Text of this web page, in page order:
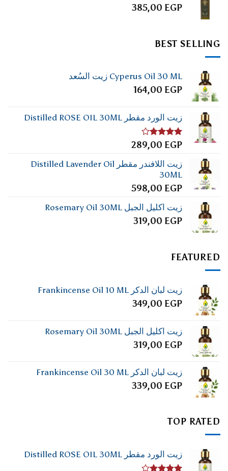
385,00 EGP
BEST SELLING
Cyperus Oil 30 ML زيت السُعد
164,00 EGP
زيت الورد مقطر Distilled ROSE OIL 30ML
تم
من
5
289,00 EGP
زيت اللافندر مقطر Distilled Lavender Oil
30ML
598,00 EGP
زيت اكليل الجبل Rosemary Oil 30ML
319,00 EGP
FEATURED
زيت لبان الدكر Frankincense Oil 10 ML
349,00 EGP
زيت اكليل الجبل Rosemary Oil 30ML
319,00 EGP
زيت لبان الدكر Frankincense Oil 30 ML
339,00 EGP
TOP RATED
زيت الورد مقطر Distilled ROSE OIL 30ML